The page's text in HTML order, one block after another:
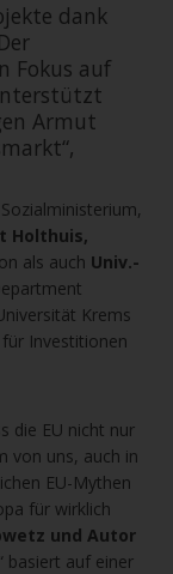
dank
Fokus auf
Armut
Holthuis,
als auch Univ.-
Krems
Investitionen
die EU nicht nur
von uns, auch in
EU-Mythen
für wirklich
und Autor
basiert auf einer